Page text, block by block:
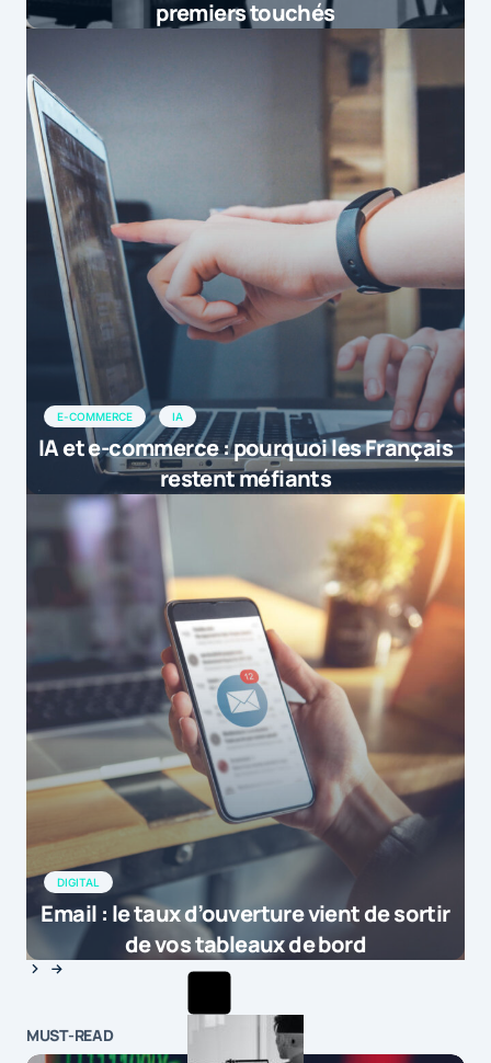
premiers touchés
E-COMMERCE IA
IA et e-commerce : pourquoi les Français
restent méfiants
DIGITAL
Email : le taux d’ouverture vient de sortir
de vos tableaux de bord
MUST-READ